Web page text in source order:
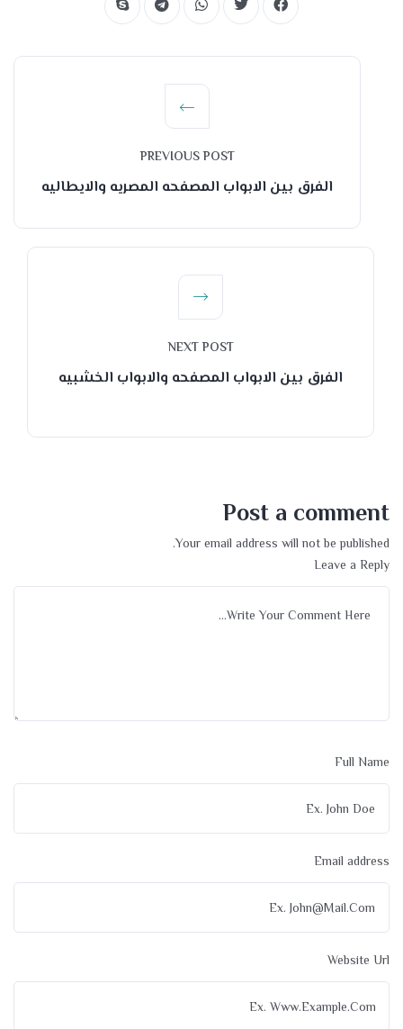
PREVIOUS POST
الفرق بين الابواب المصفحه المصريه والايطاليه
NEXT POST
الفرق بين الابواب المصفحه والابواب الخشبيه
Post a comment
Your email address will not be published.
Leave a Reply
Full Name
Email address
Website Url